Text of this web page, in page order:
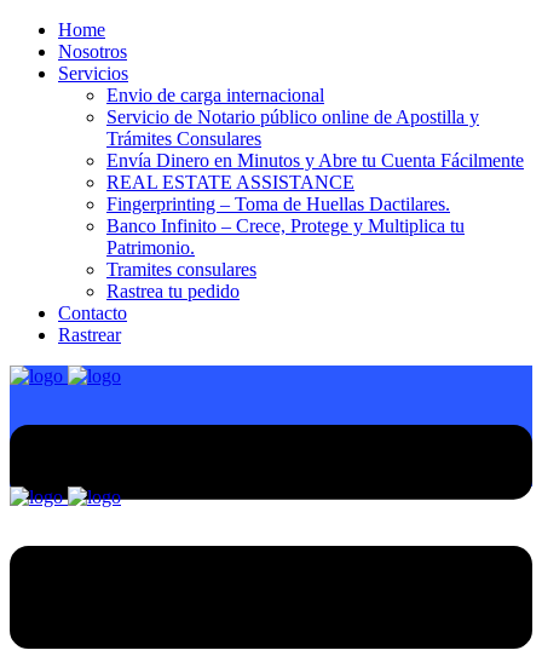
Home
Nosotros
Servicios
Envio de carga internacional
Servicio de Notario público online de Apostilla y
Trámites Consulares
Envía Dinero en Minutos y Abre tu Cuenta Fácilmente
REAL ESTATE ASSISTANCE
Fingerprinting – Toma de Huellas Dactilares.
Banco Infinito – Crece, Protege y Multiplica tu
Patrimonio.
Tramites consulares
Rastrea tu pedido
Contacto
Rastrear